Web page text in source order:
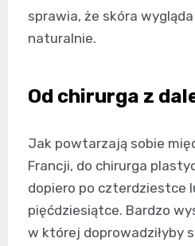
sprawia, że skóra
naturalnie.
Od chirurga z
Jak powtarzają sobie
Francji, do chirurga
dopiero po czterdziestce
pięćdziesiątce. Bardzo
w której doprowadziłyby